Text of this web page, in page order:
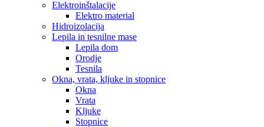
Elektroinštalacije
Elektro material
Hidroizolacija
Lepila in tesnilne mase
Lepila dom
Orodje
Tesnila
Okna, vrata, kljuke in stopnice
Okna
Vrata
Kljuke
Stopnice